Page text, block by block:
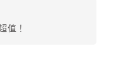
，請注意！為避免飯
提出申辦，視同無條
飯店，異動完成後不
值！